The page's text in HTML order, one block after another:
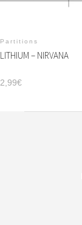
Partitions
LITHIUM – NIRVANA
2,99€